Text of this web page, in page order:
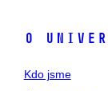
O
Kdo jsme